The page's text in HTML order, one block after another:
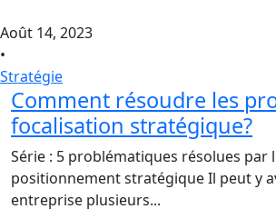
Août 14, 2023
•
Stratégie
Comment résoudre les
focalisation stratégique?
Série : 5 problématiques résolues par
positionnement stratégique Il peut y
entreprise plusieurs...